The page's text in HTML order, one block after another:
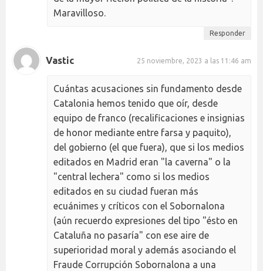
Maravilloso.
Responder
Vastic 25 noviembre, 2023 a las 11:46 am
Cuántas acusaciones sin fundamento desde
Catalonia hemos tenido que oír, desde
equipo de franco (recalificaciones e insignias
de honor mediante entre farsa y paquito),
del gobierno (el que fuera), que si los medios
editados en Madrid eran "la caverna" o la
"central lechera" como si los medios
editados en su ciudad fueran más
ecuánimes y críticos con el Sobornalona
(aún recuerdo expresiones del tipo "ésto en
Cataluña no pasaría" con ese aire de
superioridad moral y además asociando el
Fraude Corrupción Sobornalona a una